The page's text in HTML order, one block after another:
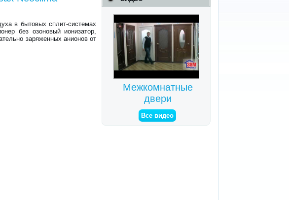
Межкомнатные
двери
Все видео
в бытовых сплит-системах
без озоновый ионизатор,
заряженных анионов от